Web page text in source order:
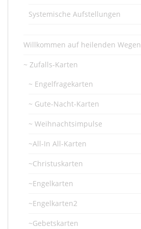
Systemische Aufstellungen
Willkommen auf heilenden Wegen
~ Zufalls-Karten
~ Engelfragekarten
~ Gute-Nacht-Karten
~ Weihnachtsimpulse
~All-In All-Karten
~Christuskarten
~Engelkarten
~Engelkarten2
~Gebetskarten